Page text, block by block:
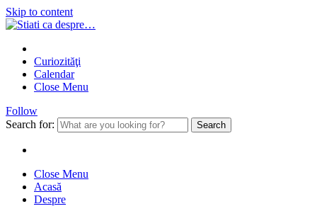
Skip to content
Curiozităţi
Calendar
Close Menu
Follow
Search for:
Close Menu
Acasă
Despre